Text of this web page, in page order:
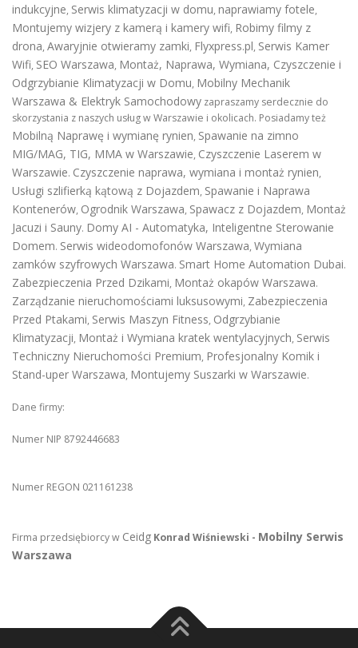
indukcyjne, Serwis klimatyzacji w domu, naprawiamy fotele,
Montujemy wizjery z kamerą i kamery wifi, Robimy filmy z
drona, Awaryjnie otwieramy zamki, Flyxpress.pl, Serwis Kamer
Wifi, SEO Warszawa, Montaż, Naprawa, Wymiana, Czyszczenie i
Odgrzybianie Klimatyzacji w Domu, Mobilny Mechanik
Warszawa & Elektryk Samochodowy zapraszamy serdecznie do
skorzystania z naszych usług w Warszawie i okolicach. Posiadamy też
Mobilną Naprawę i wymianę rynien, Spawanie na zimno
MIG/MAG, TIG, MMA w Warszawie, Czyszczenie Laserem w
Warszawie. Czyszczenie naprawa, wymiana i montaż rynien,
Usługi szlifierką kątową z Dojazdem, Spawanie i Naprawa
Kontenerów, Ogrodnik Warszawa, Spawacz z Dojazdem, Montaż
Jacuzi i Sauny. Domy AI - Automatyka, Inteligentne Sterowanie
Domem. Serwis wideodomofonów Warszawa, Wymiana
zamków szyfrowych Warszawa. Smart Home Automation Dubai.
Zabezpieczenia Przed Dzikami, Montaż okapów Warszawa.
Zarządzanie nieruchomościami luksusowymi, Zabezpieczenia
Przed Ptakami, Serwis Maszyn Fitness, Odgrzybianie
Klimatyzacji, Montaż i Wymiana kratek wentylacyjnych, Serwis
Techniczny Nieruchomości Premium, Profesjonalny Komik i
Stand-uper Warszawa, Montujemy Suszarki w Warszawie.
Dane firmy:
Numer NIP 8792446683
Numer REGON 021161238
Firma przedsiębiorcy w Ceidg Konrad Wiśniewski - Mobilny Serwis
Warszawa